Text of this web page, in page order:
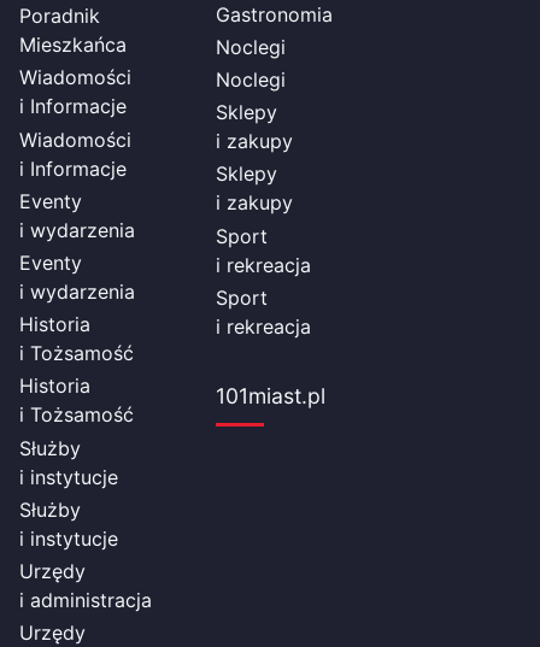
Poradnik
Mieszkańca
Wiadomości
i Informacje
Wiadomości
i Informacje
Eventy
i wydarzenia
Eventy
i wydarzenia
Historia
i Tożsamość
Historia
i Tożsamość
Służby
i instytucje
Służby
i instytucje
Urzędy
i administracja
Urzędy
Gastronomia
Noclegi
Noclegi
Sklepy
i zakupy
Sklepy
i zakupy
Sport
i rekreacja
Sport
i rekreacja
101miast.pl